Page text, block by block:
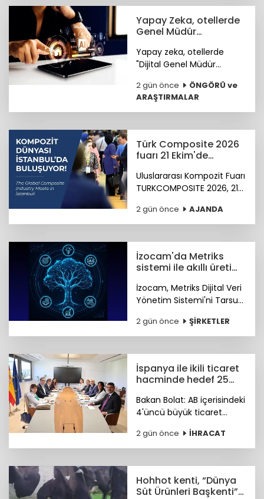
Yapay Zeka, otellerde
Genel Müdür
hazırlanıyor
Yapay zeka, otellerde
"Dijital Genel Müdür
hazırlanıyor.
2 gün önce
ÖNGÖRÜ ve
ARAŞTIRMALAR
Türk Composite 2026
fuarı 21 Ekim'de
Uluslararası Kompozit Fuarı
TURKCOMPOSITE 2026, 21-
İstanbul Fuar Merkezi’nde
düzenlenecek.
2 gün önce AJANDA
İzocam'da Metriks
sistemi ile akıllı üretim
İzocam, Metriks Dijital Veri
Yönetim Sistemi'ni Tarsus
akıllı üretim dönemini
başlattı. Böylelikle üretim
tek merkezde toplanacak.
2 gün önce ŞİRKETLER
İspanya ile ikili ticaret
hacminde hedef 25
Bakan Bolat: AB içerisindeki
4'üncü büyük ticaret
ikili ticaret hacmimizi orta
vadede yıllık 25 milyar
hedefliyoruz.
2 gün önce İHRACAT
Hohhot kenti, “Dünya
Süt Ürünleri Başkenti”